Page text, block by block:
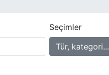
Seçimler
Tür, kategori...